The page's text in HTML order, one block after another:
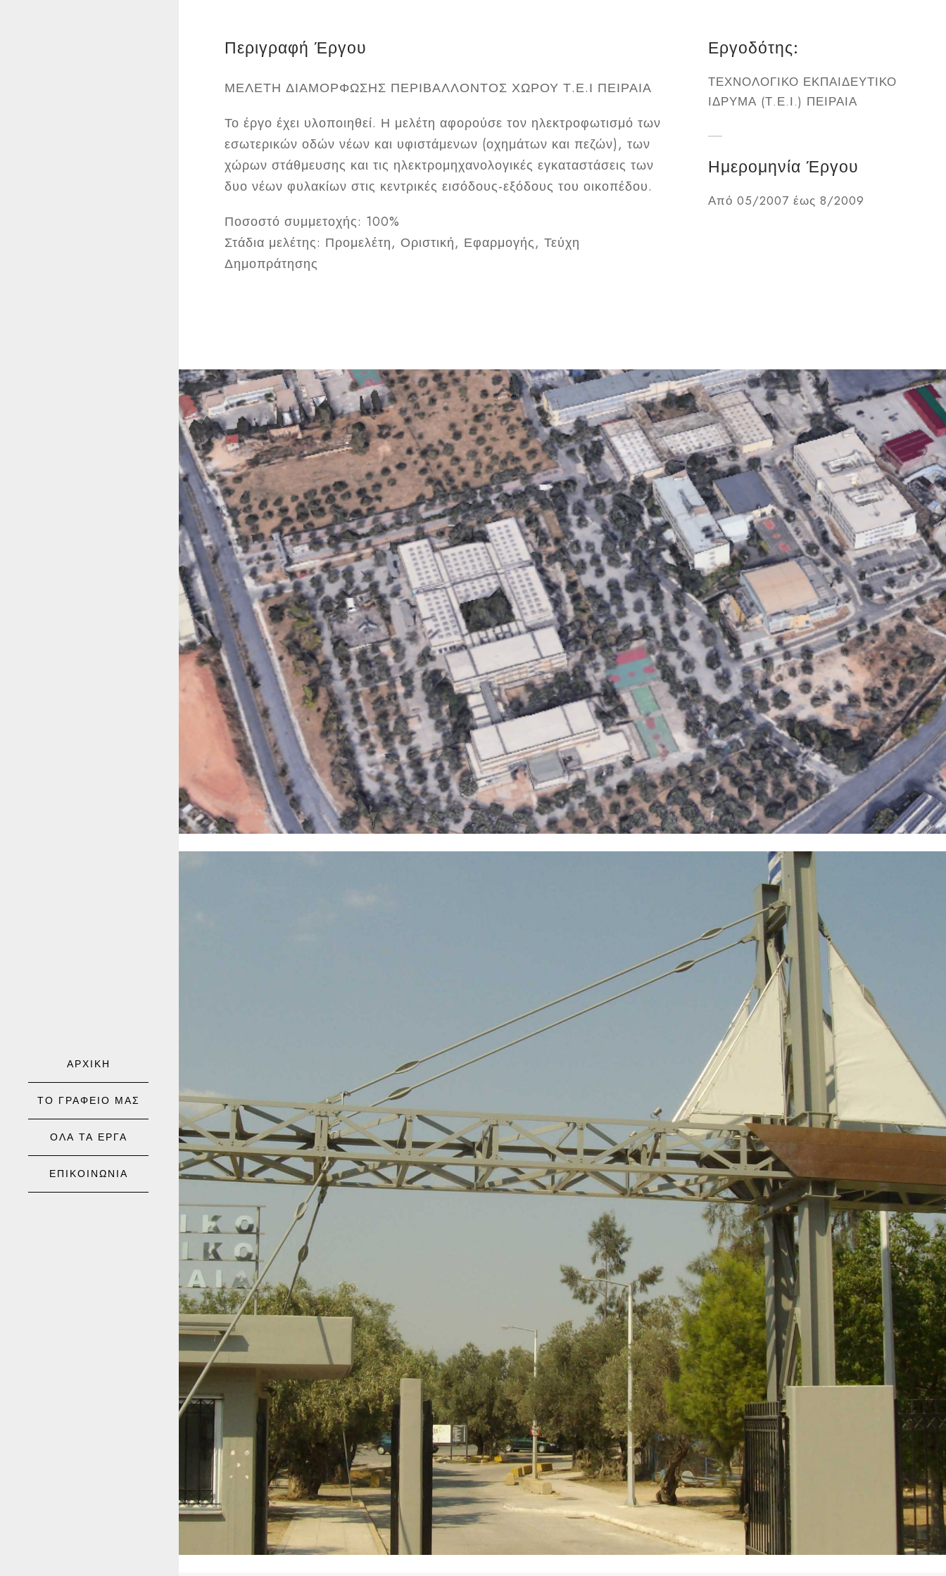
ΑΡΧΙΚΗ
ΤΟ ΓΡΑΦΕΙΟ ΜΑΣ
ΟΛΑ ΤΑ ΕΡΓΑ
ΕΠΙΚΟΙΝΩΝΙΑ
Περιγραφή Έργου
ΜΕΛΕΤΗ ΔΙΑΜΟΡΦΩΣΗΣ ΠΕΡΙΒΑΛΛΟΝΤΟΣ ΧΩΡΟΥ Τ.Ε.Ι ΠΕΙΡΑΙΑ
Το έργο έχει υλοποιηθεί. Η μελέτη αφορούσε τον ηλεκτροφωτισμό των
εσωτερικών οδών νέων και υφιστάμενων (οχημάτων και πεζών), των
χώρων στάθμευσης και τις ηλεκτρομηχανολογικές εγκαταστάσεις των
δυο νέων φυλακίων στις κεντρικές εισόδους-εξόδους του οικοπέδου.
Ποσοστό συμμετοχής: 100%
Στάδια μελέτης: Προμελέτη, Οριστική, Εφαρμογής, Τεύχη
Δημοπράτησης
Εργοδότης:
ΤΕΧΝΟΛΟΓΙΚΟ ΕΚΠΑΙΔΕΥΤΙΚΟ
ΙΔΡΥΜΑ (Τ.Ε.Ι.) ΠΕΙΡΑΙΑ
Ημερομηνία Έργου
Από 05/2007 έως 8/2009